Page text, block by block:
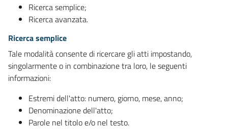
Ricerca semplice;
Ricerca avanzata.
Ricerca semplice
Tale modalità consente di ricercare gli atti impostando,
singolarmente o in combinazione tra loro, le seguenti
informazioni:
Estremi dell'atto: numero, giorno, mese, anno;
Denominazione dell'atto;
Parole nel titolo e/o nel testo.